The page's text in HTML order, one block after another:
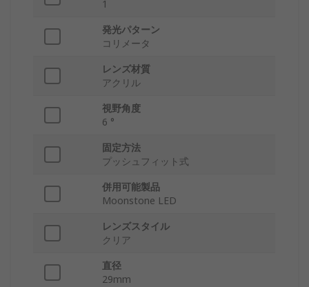
1
発光パターン
コリメータ
レンズ材質
アクリル
視野角度
6 °
固定方法
プッシュフィット式
併用可能製品
Moonstone LED
レンズスタイル
クリア
直径
29mm